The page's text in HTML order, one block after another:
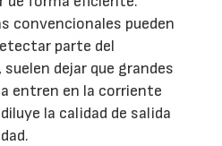
convencionales pueden
parte del
dejar que grandes
entren en la corriente
la calidad de salida